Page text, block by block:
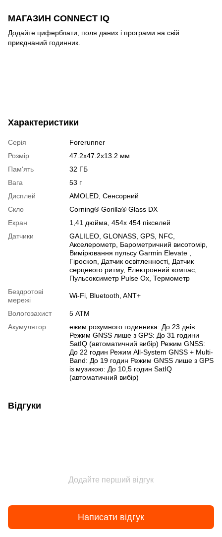
МАГАЗИН CONNECT IQ
Додайте циферблати, поля даних і програми на свій
приєднаний годинник.
Характеристики
Серія
Forerunner
Розмір
47.2x47.2x13.2 мм
Пам'ять
32 ГБ
Вага
53 г
Дисплей
AMOLED, Сенсорний
Скло
Corning® Gorilla® Glass DX
Екран
1,41 дюйма, 454х 454 пікселей
Датчики
GALILEO, GLONASS, GPS, NFC,
Акселерометр, Барометричний висотомір,
Вимірювання пульсу Garmin Elevate ,
Гіроскоп, Датчик освітленності, Датчик
серцевого ритму, Електронний компас,
Пульсоксиметр Pulse Ox, Термометр
Бездротові
мережі
Wi-Fi, Bluetooth, ANT+
Вологозахист
5 АТМ
Акумулятор
ежим розумного годинника: До 23 днів
Режим GNSS лише з GPS: До 31 години
SatIQ (автоматичний вибір) Режим GNSS:
До 22 годин Режим All-System GNSS + Multi-
Band: До 19 годин Режим GNSS лише з GPS
із музикою: До 10,5 годин SatIQ
(автоматичний вибір)
Відгуки
Додайте перший відгук
Написати відгук